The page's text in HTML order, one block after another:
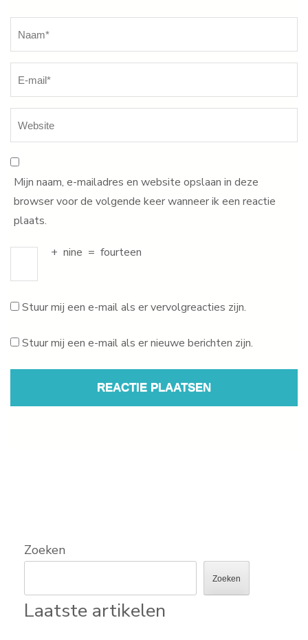
Mijn naam, e-mailadres en website opslaan in deze
browser voor de volgende keer wanneer ik een reactie
plaats.
+ nine = fourteen
Stuur mij een e-mail als er vervolgreacties zijn.
Stuur mij een e-mail als er nieuwe berichten zijn.
Zoeken
Zoeken
Laatste artikelen